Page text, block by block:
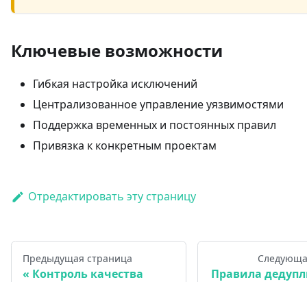
Ключевые возможности
Гибкая настройка исключений
Централизованное управление уязвимостями
Поддержка временных и постоянных правил
Привязка к конкретным проектам
Отредактировать эту страницу
Предыдущая страница
Контроль качества Правила